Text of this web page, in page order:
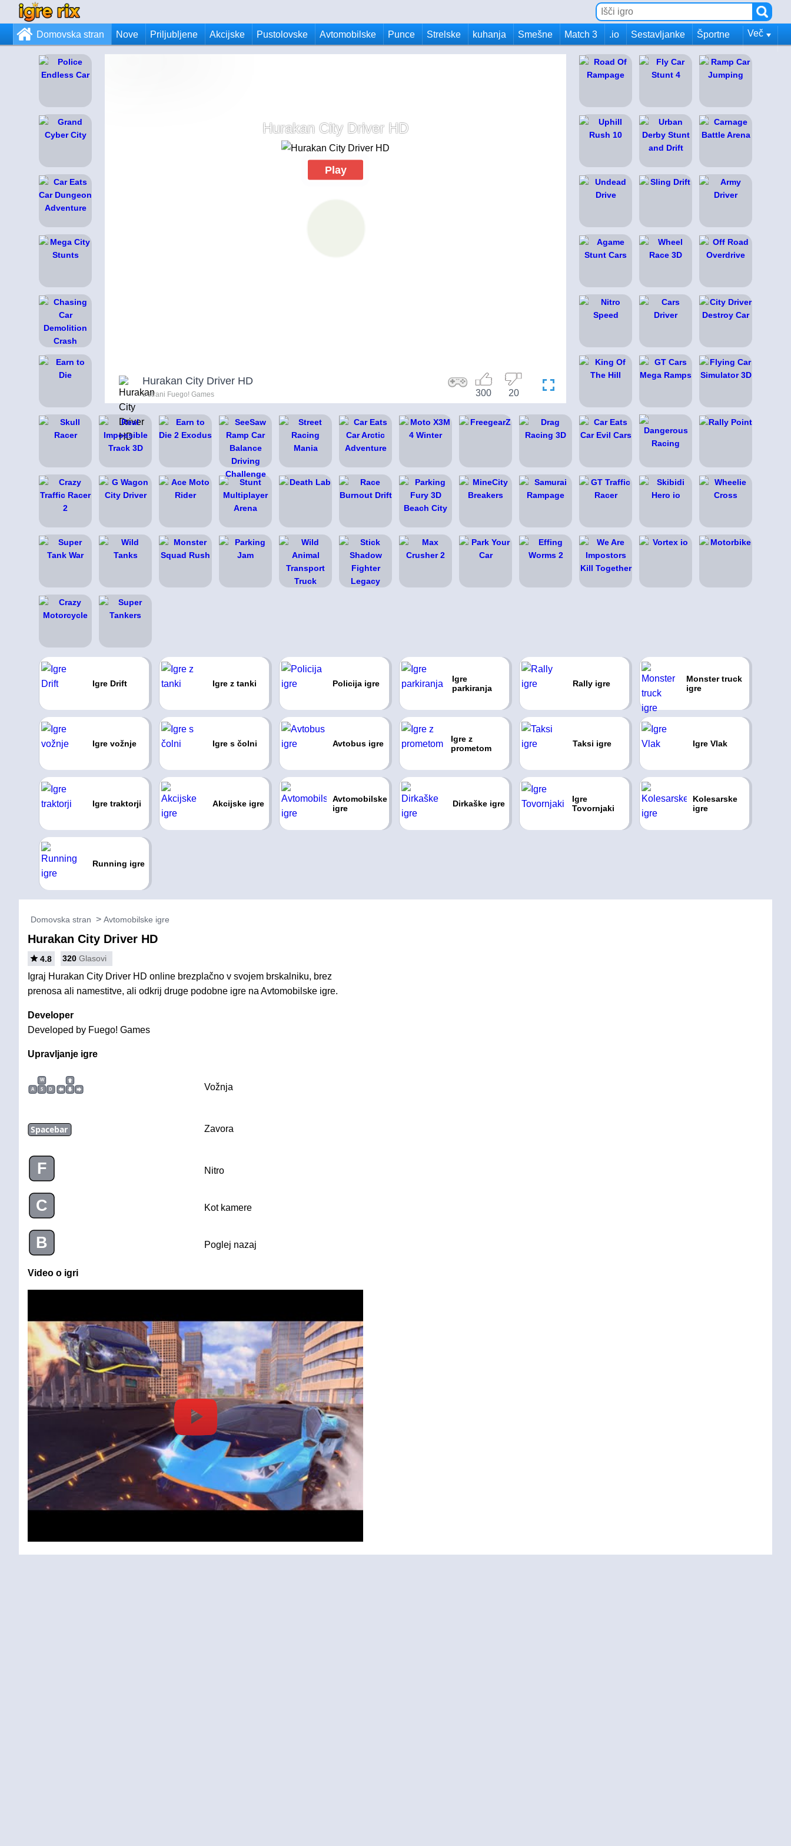
Domovska stran Nove Priljubljene Akcijske Pustolovske Avtomobilske Punce Strelske kuhanja Smešne Match 3 .io Sestavljanke Športne Več
Hurakan City Driver HD
Play
Hurakan City Driver HD
s strani Fuego! Games 20
300
Igre Drift Igre z tanki Policija igre
Igre
parkiranja
Rally igre
Monster truck
igre
Igre vožnje Igre s čolni Avtobus igre
Igre z
prometom
Taksi igre Igre Vlak
Igre traktorji Akcijske igre
Avtomobilske
igre
Dirkaške igre
Igre
Tovornjaki
Kolesarske
igre
Running igre
Domovska stran Avtomobilske igre
Hurakan City Driver HD
4.8 320 Glasovi
Igraj Hurakan City Driver HD online brezplačno v svojem brskalniku, brez
prenosa ali namestitve, ali odkrij druge podobne igre na Avtomobilske igre.
Developer
Developed by Fuego! Games
Upravljanje igre
W
A
S D Vožnja
Spacebar Zavora
F Nitro
C Kot kamere
B Poglej nazaj
Video o igri